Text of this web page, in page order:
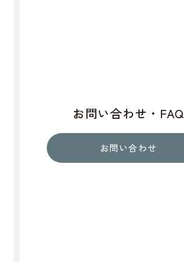
お問い合わせ・FAQ
お問い合わせ